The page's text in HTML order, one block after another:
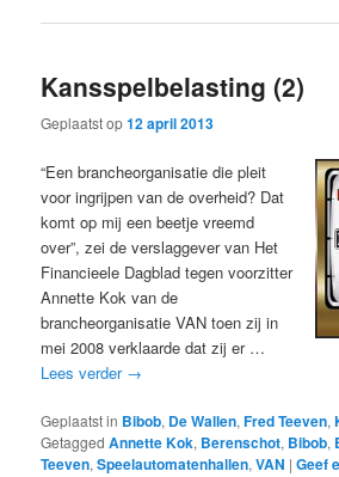
Kansspelbelasting (2)
Geplaatst op12 april 2013
“Een brancheorganisatie die pleit
voor ingrijpen van de overheid? Dat
komt op mij een beetje vreemd
over”, zei de verslaggever van Het
Financieele Dagblad tegen voorzitter
Annette Kok van de
brancheorganisatie VAN toen zij in
mei 2008 verklaarde dat zij er …
Lees verder →
Geplaatst in Bibob, De Wallen,Fred Teeven,
Getagged Annette Kok, Berenschot, Bibob,
Teeven,Speelautomatenhallen,VAN |Geef